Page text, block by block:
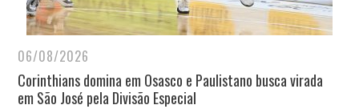
06/08/2026
Corinthians domina em Osasco e Paulistano busca virada
em São José pela Divisão Especial